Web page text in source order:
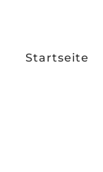
Startseite